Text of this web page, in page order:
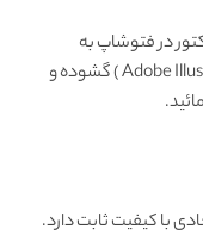
در فتوشاپ به
مشکل برخوردید , آن را در ایلواستریتور (Adobe Illustrator ) گشوده و
با کیفیت ثابت دارد.